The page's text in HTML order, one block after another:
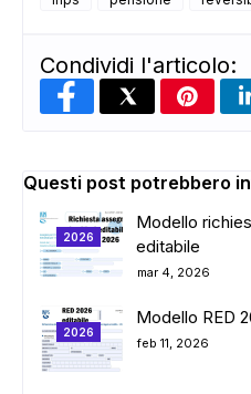
Condividi l'articolo:
Questi post potrebbero
2026
Modello
editabile
mar 4, 2026
2026
Modello RED
feb 11, 2026